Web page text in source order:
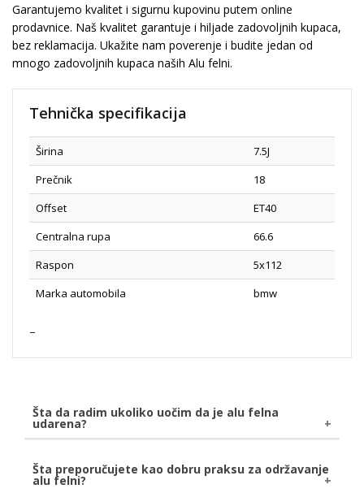
Garantujemo kvalitet i sigurnu kupovinu putem online
prodavnice. Naš kvalitet garantuje i hiljade zadovoljnih kupaca,
bez reklamacija. Ukažite nam poverenje i budite jedan od
mnogo zadovoljnih kupaca naših Alu felni.
Tehnička specifikacija
Širina
7.5J
Prečnik
18
Offset
ET40
Centralna rupa
66.6
Raspon
5x112
Marka automobila
bmw
Šta da radim ukoliko uočim da je alu felna
udarena?
Ukoliko uočite da je Vaša alu felna udarena, bilo
naletom kamena ili udarom o pločnik, savetujemo da
Šta preporučujete kao dobru praksu za održavanje
alu felni?